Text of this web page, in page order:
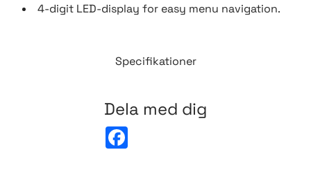
4-digit LED-display for easy menu navigation.
Specifikationer
Dela med dig